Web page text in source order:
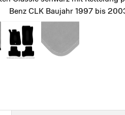
Benz CLK Baujahr 1997 bis